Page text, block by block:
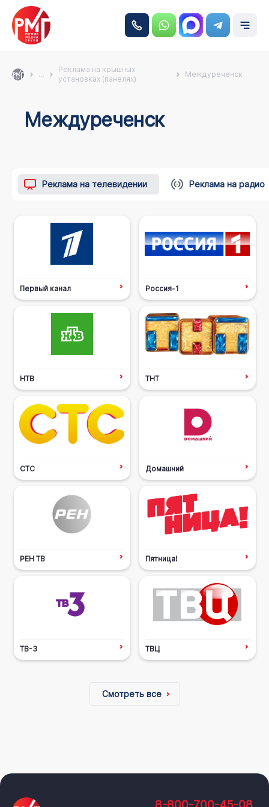
...
Реклама на крышных
установках (панелях)
Междуреченск
Междуреченск
Реклама на телевидении Реклама на радио
Первый канал Россия-1
НТВ ТНТ
СТС Домашний
РЕН ТВ Пятница!
ТВ-3 ТВЦ
Смотреть все